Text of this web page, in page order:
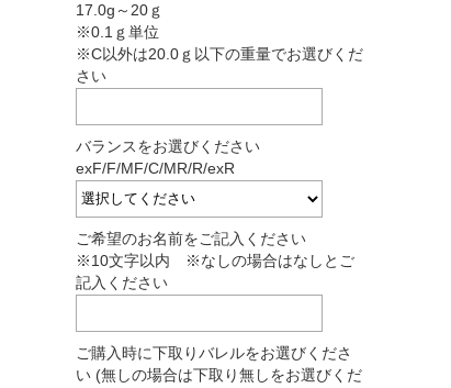
17.0g～20ｇ
※0.1ｇ単位
※C以外は20.0ｇ以下の重量でお選びくだ
さい
バランスをお選びください
exF/F/MF/C/MR/R/exR
ご希望のお名前をご記入ください
※10文字以内 ※なしの場合はなしとご
記入ください
ご購入時に下取りバレルをお選びくださ
い (無しの場合は下取り無しをお選びくだ